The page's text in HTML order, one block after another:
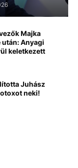
Majka
Anyagi
keletkezett
Juhász
neki!